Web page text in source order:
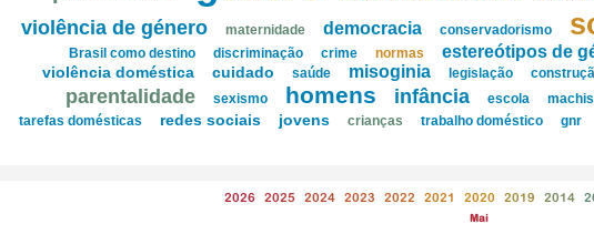
violência de género maternidade democracia conservadorismo
Brasil como destino
discriminação crime normas estereótipos de
violência doméstica
cuidado saúde misoginia legislação
parentalidade sexismo homens infância escola
tarefas domésticas
redes sociais jovens crianças trabalho doméstico gnr
2026 2025 2024 2023 2022 2021 2020 2019 2014
Mai